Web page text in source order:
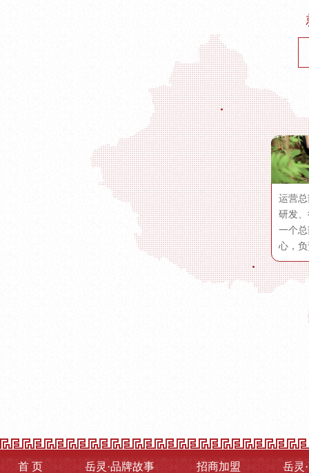
运营
研发
一个
心，
首 页 岳灵·品牌故事 招商加盟 岳灵